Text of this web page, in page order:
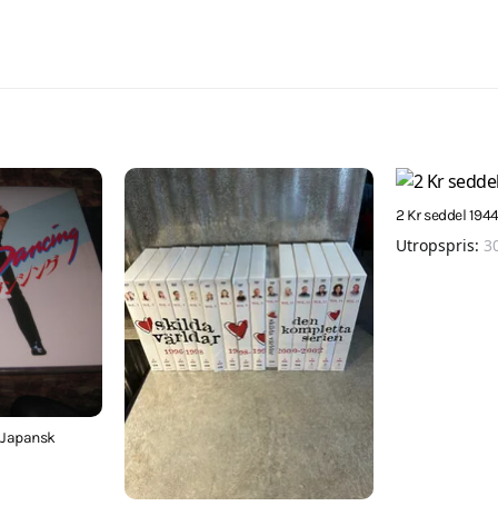
2 Kr seddel
Utropspris: